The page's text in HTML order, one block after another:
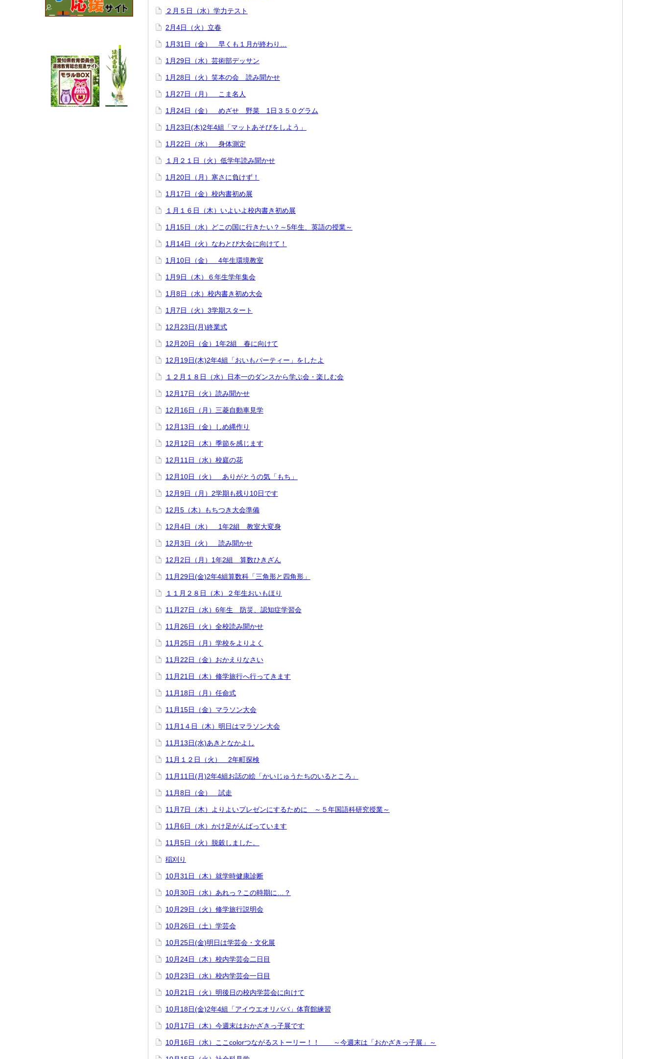
２月５日（水）学力テスト
2月4日（火）立春
1月31日（金） 早くも１月が終わり…
1月29日（水）芸術部デッサン
1月28日（火）笑本の会 読み聞かせ
1月27日（月） こま名人
1月24日（金） めざせ 野菜 1日３５０グラム
1月23日(木)2年4組「マットあそびをしよう」
1月22日（水） 身体測定
１月２１日（火）低学年読み聞かせ
1月20日（月）寒さに負けず！
1月17日（金）校内書初め展
１月１６日（木）いよいよ校内書き初め展
1月15日（水）どこの国に行きたい？～5年生、英語の授業～
1月14日（火）なわとび大会に向けて！
1月10日（金） 4年生環境教室
1月9日（木）６年生学年集会
1月8日（水）校内書き初め大会
1月7日（火）3学期スタート
12月23日(月)終業式
12月20日（金）1年2組 春に向けて
12月19日(木)2年4組「おいもパーティー」をしたよ
１２月１８日（水）日本一のダンスから学ぶ会・楽しむ会
12月17日（火）読み聞かせ
12月16日（月）三菱自動車見学
12月13日（金）しめ縄作り
12月12日（木）季節を感じます
12月11日（水）校庭の花
12月10日（火） ありがとうの気「もち」
12月9日（月）2学期も残り10日です
12月5（木）もちつき大会準備
12月4日（水） 1年2組 教室大変身
12月3日（火） 読み聞かせ
12月2日（月）1年2組 算数ひきざん
11月29日(金)2年4組算数科「三角形と四角形」
１１月２８日（木）２年生おいもほり
11月27日（水）6年生 防災、認知症学習会
11月26日（火）全校読み聞かせ
11月25日（月）学校をよりよく
11月22日（金）おかえりなさい
11月21日（木）修学旅行へ行ってきます
11月18日（月）任命式
11月15日（金）マラソン大会
11月1４日（木）明日はマラソン大会
11月13日(水)あきとなかよし
11月１２日（火） 2年町探検
11月11日(月)2年4組お話の絵「かいじゅうたちのいるところ」
11月8日（金） 試走
11月7日（木）よりよいプレゼンにするために ～５年国語科研究授業～
11月6日（水）かけ足がんばっています
11月5日（火）脱穀しました。
稲刈り
10月31日（木）就学時健康診断
10月30日（水）あれっ？この時期に…？
10月29日（火）修学旅行説明会
10月26日（土）学芸会
10月25日(金)明日は学芸会・文化展
10月24日（木）校内学芸会二日目
10月23日（水）校内学芸会一日目
10月21日（火）明後日の校内学芸会に向けて
10月18日(金)2年4組「アイウエオリババ」体育館練習
10月17日（木）今週末はおかざきっ子展です
10月16日（水）ここcolorつながるストーリー！！ ～今週末は「おかざきっ子展」～